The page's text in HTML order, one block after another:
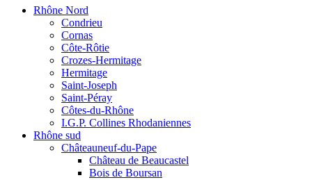
Rhône Nord
Condrieu
Cornas
Côte-Rôtie
Crozes-Hermitage
Hermitage
Saint-Joseph
Saint-Péray
Côtes-du-Rhône
I.G.P. Collines Rhodaniennes
Rhône sud
Châteauneuf-du-Pape
Château de Beaucastel
Bois de Boursan